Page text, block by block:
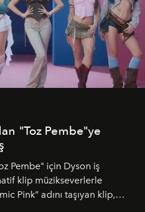
"Toz Pembe"ye
Pembe" için Dyson iş
klip müzikseverlerle
Pink” adını taşıyan klip,